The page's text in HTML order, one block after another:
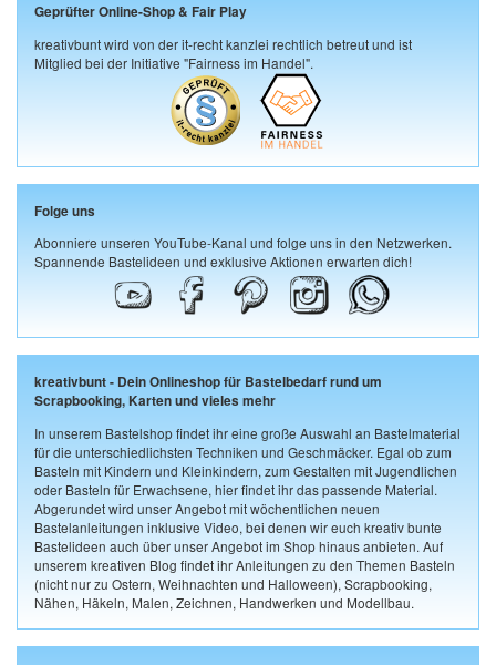
Geprüfter Online-Shop & Fair Play
kreativbunt wird von der it-recht kanzlei rechtlich betreut und ist
Mitglied bei der Initiative "Fairness im Handel".
Folge uns
Abonniere unseren YouTube-Kanal und folge uns in den Netzwerken.
Spannende Bastelideen und exklusive Aktionen erwarten dich!
kreativbunt - Dein Onlineshop für Bastelbedarf rund um
Scrapbooking, Karten und vieles mehr
In unserem Bastelshop findet ihr eine große Auswahl an Bastelmaterial
für die unterschiedlichsten Techniken und Geschmäcker. Egal ob zum
Basteln mit Kindern und Kleinkindern, zum Gestalten mit Jugendlichen
oder Basteln für Erwachsene, hier findet ihr das passende Material.
Abgerundet wird unser Angebot mit wöchentlichen neuen
Bastelanleitungen inklusive Video, bei denen wir euch kreativ bunte
Bastelideen auch über unser Angebot im Shop hinaus anbieten. Auf
unserem kreativen Blog findet ihr Anleitungen zu den Themen Basteln
(nicht nur zu Ostern, Weihnachten und Halloween), Scrapbooking,
Nähen, Häkeln, Malen, Zeichnen, Handwerken und Modellbau.